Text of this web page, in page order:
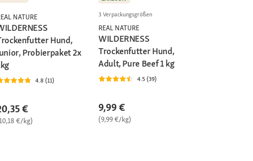
NATURE
Hund,
Probierpaket 2x
4.8 (11)
€
€/kg)
3 Verpackungsgrößen
REAL NATURE
WILDERNESS
Trockenfutter Hund,
Adult, Pure Beef 1 kg
4.5 (39)
9,99 €
(9,99 €/kg)